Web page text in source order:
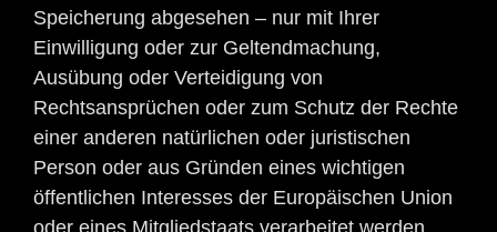
Speicherung abgesehen – nur mit Ihrer
Einwilligung oder zur Geltendmachung,
Ausübung oder Verteidigung von
Rechtsansprüchen oder zum Schutz der Rechte
einer anderen natürlichen oder juristischen
Person oder aus Gründen eines wichtigen
öffentlichen Interesses der Europäischen Union
oder eines Mitgliedstaats verarbeitet werden.